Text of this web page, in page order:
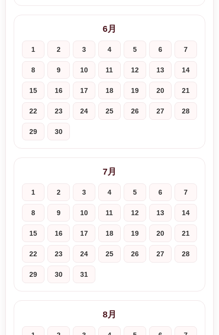
6月
1 2 3 4 5 6 7
8 9 10 11 12 13 14
15 16 17 18 19 20 21
22 23 24 25 26 27 28
29 30
7月
1 2 3 4 5 6 7
8 9 10 11 12 13 14
15 16 17 18 19 20 21
22 23 24 25 26 27 28
29 30 31
8月